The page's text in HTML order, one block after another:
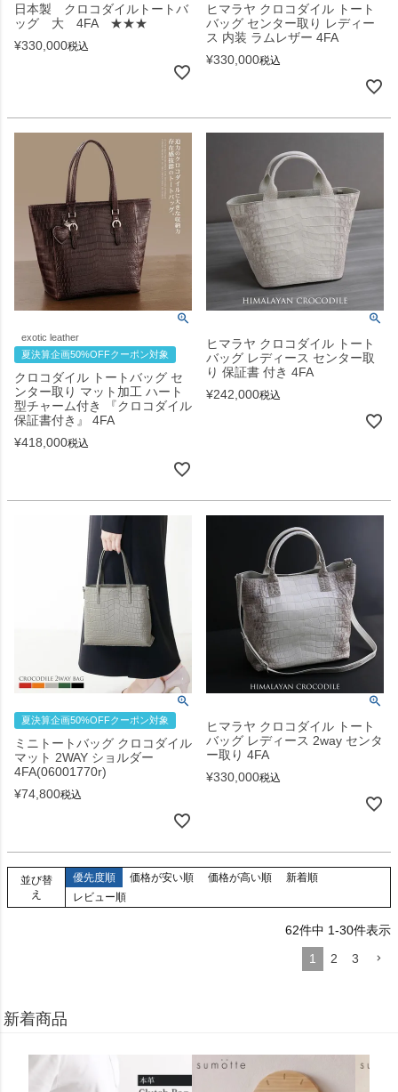
日本製 クロコダイルトートバ
ッグ 大 4FA ★★★
¥330,000税込
ヒマラヤ クロコダイル トート
バッグ センター取り レディー
ス 内装 ラムレザー 4FA
¥330,000税込
exotic leather
夏決算企画50%OFFクーポン対象
クロコダイル トートバッグ セ
ンター取り マット加工 ハート
型チャーム付き 『クロコダイル
保証書付き』 4FA
¥418,000税込
ヒマラヤ クロコダイル トート
バッグ レディース センター取
り 保証書 付き 4FA
¥242,000税込
夏決算企画50%OFFクーポン対象
ミニトートバッグ クロコダイル
マット 2WAY ショルダー
4FA(06001770r)
¥74,800税込
ヒマラヤ クロコダイル トート
バッグ レディース 2way センタ
ー取り 4FA
¥330,000税込
並び替
え
優先度順 価格が安い順 価格が高い順
新着順
レビュー順
62件中 1-30件表示
1
2 3
新着商品